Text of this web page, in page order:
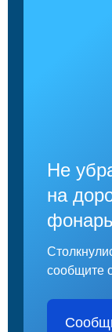
Не
на
сообщите